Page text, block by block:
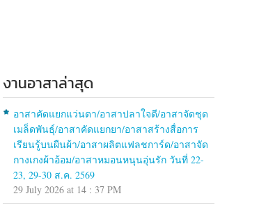
งานอาสาล่าสุด
อาสาคัดแยกแว่นตา/อาสาปลาใจดี/อาสาจัดชุด
เมล็ดพันธุ์/อาสาคัดแยกยา/อาสาสร้างสื่อการ
เรียนรู้บนผืนผ้า/อาสาผลิตแฟลชการ์ด/อาสาจัด
กางเกงผ้าอ้อม/อาสาหมอนหนุนอุ่นรัก วันที่ 22-
23, 29-30 ส.ค. 2569
29 July 2026 at 14 : 37 PM